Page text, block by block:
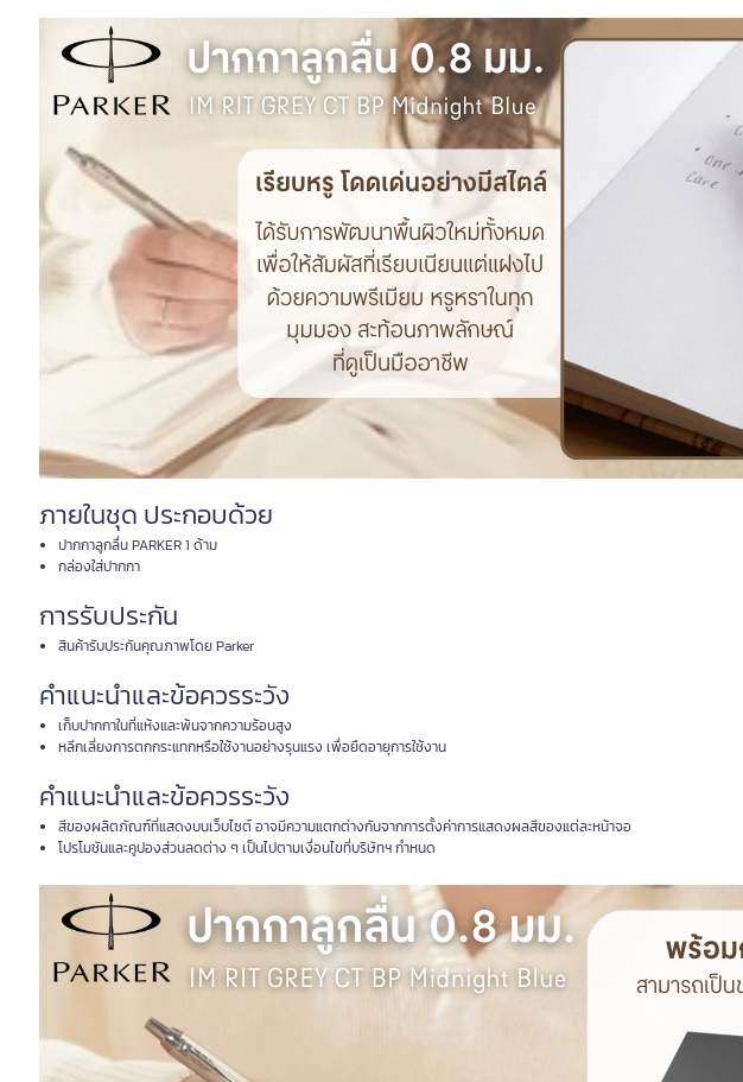
ภายในชุด ประกอบด้วย
ปากกาลูกลื่น PARKER 1 ด้าม
กล่องใส่ปากกา
การรับประกัน
สินค้ารับประกันคุณภาพโดย Parker
คำแนะนำและข้อควรระวัง
เก็บปากกาในที่แห้งและพ้นจากความร้อนสูง
หลีกเลี่ยงการตกกระแทกหรือใช้งานอย่างรุนแรง เพื่อยืดอายุการใช้งาน
คำแนะนำและข้อควรระวัง
สีของผลิตภัณฑ์ที่แสดงบนเว็บไซต์ อาจมีความแตกต่างกันจากการตั้งค่าการแสดงผลสีของแต่ละหน้าจอ
โปรโมชันและคูปองส่วนลดต่าง ๆ เป็นไปตามเงื่อนไขที่บริษัทฯ กำหนด